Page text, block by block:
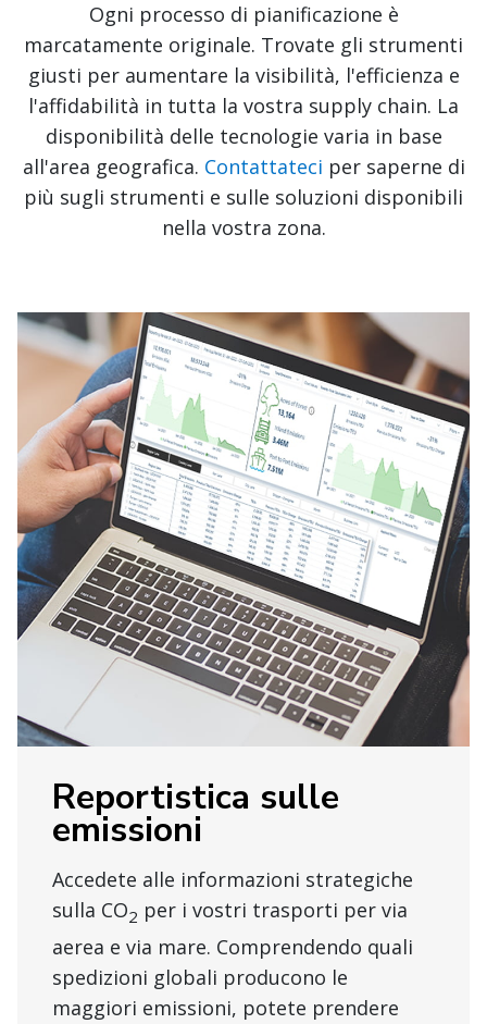
Ogni processo di pianificazione è
marcatamente originale. Trovate gli strumenti
giusti per aumentare la visibilità, l'efficienza e
l'affidabilità in tutta la vostra supply chain. La
disponibilità delle tecnologie varia in base
all'area geografica. Contattateci per saperne di
più sugli strumenti e sulle soluzioni disponibili
nella vostra zona.
Reportistica sulle
emissioni
Accedete alle informazioni strategiche
sulla CO2 per i vostri trasporti per via
aerea e via mare. Comprendendo quali
spedizioni globali producono le
maggiori emissioni, potete prendere